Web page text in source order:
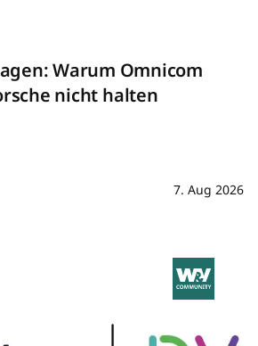
Warum Omnicom
nicht halten
7. Aug 2026